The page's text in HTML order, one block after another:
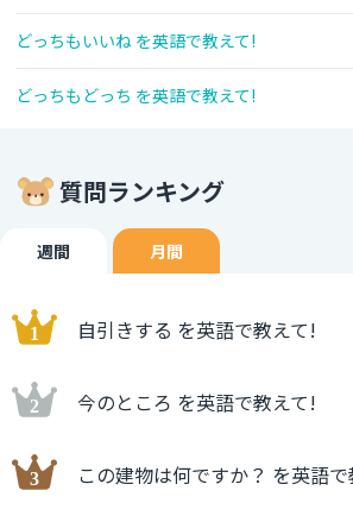
どっちもいいね を英語で教えて!
どっちもどっち を英語で教えて!
質問ランキング
週間 月間
自引きする を英語で教えて!
今のところ を英語で教えて!
この建物は何ですか？ を英語